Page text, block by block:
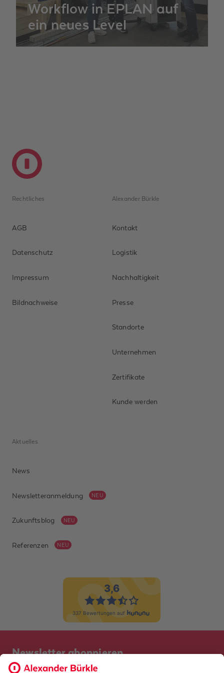
Workflow in EPLAN auf
ein neues Level
Ein anschauliches Beispiel, wie team- und
Rechtliches
AGB
Datenschutz
Impressum
Bildnachweise
Alexander Bürkle
Kontakt
Logistik
Nachhaltigkeit
Presse
Standorte
Unternehmen
Zertifikate
Kunde werden
Aktuelles
News
Newsletteranmeldung NEU
Zukunftsblog NEU
Referenzen NEU
Newsletter abonnieren
Bevor Sie sich anmelden, möchten wir wissen, ob Sie bereits